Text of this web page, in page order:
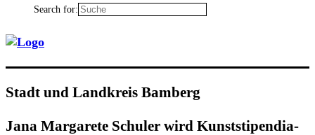
Search for:
Stadt und Land­kreis Bamberg
Jana Mar­ga­re­te Schul­er wird Kunst­sti­pen­dia­